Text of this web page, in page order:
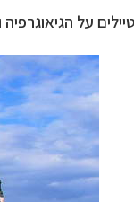
על הגיאוגרפיה